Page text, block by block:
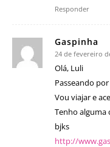
Responder
Gaspinha
24 de fevereiro
Olá, Luli
Passeando
Vou viajar e
Tenho alguma
bjks
http://